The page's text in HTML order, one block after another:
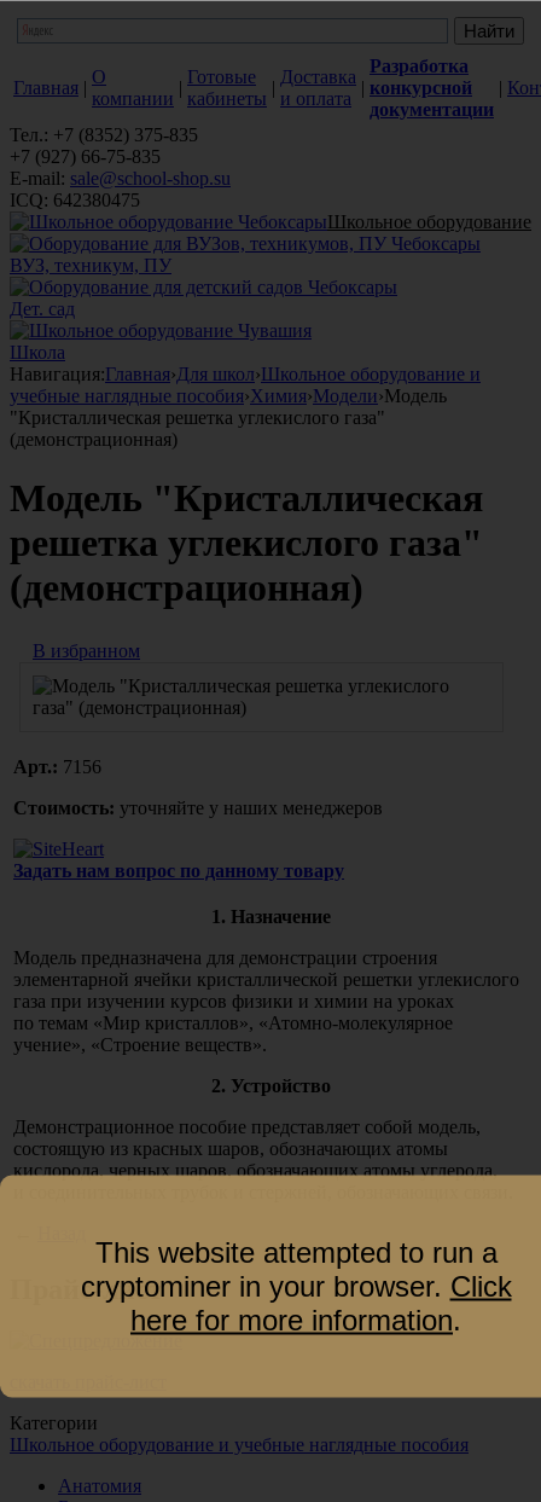
Главная |
О
компании
|
Готовые
кабинеты
|
Доставка
и оплата
|
Разработка
конкурсной
документации
|
Тел.: +7 (8352) 375-835
+7 (927) 66-75-835
E-mail: sale@school-shop.su
ICQ: 642380475
Школьное оборудование
ВУЗ, техникум, ПУ
Дет. сад
Школа
Навигация:Главная›Для школ›Школьное оборудование и
учебные наглядные пособия›Химия›Модели›Модель
"Кристаллическая решетка углекислого газа"
(демонстрационная)
Модель "Кристаллическая
решетка углекислого газа"
(демонстрационная)
В избранном
Арт.: 7156
Стоимость: уточняйте у наших менеджеров
Задать нам вопрос по данному товару
1. Назначение
Модель предназначена для демонстрации строения
элементарной ячейки кристаллической решетки углекислого
газа при изучении курсов физики и химии на уроках
по темам «Мир кристаллов», «Атомно-молекулярное
учение», «Строение веществ».
2. Устройство
Демонстрационное пособие представляет собой модель,
состоящую из красных шаров, обозначающих атомы
кислорода, черных шаров, обозначающих атомы углерода,
Прайс-лист
Категории
Школьное оборудование и учебные наглядные пособия
Анатомия
This website attempted to run a
cryptominer in your browser. Click
here for more information.